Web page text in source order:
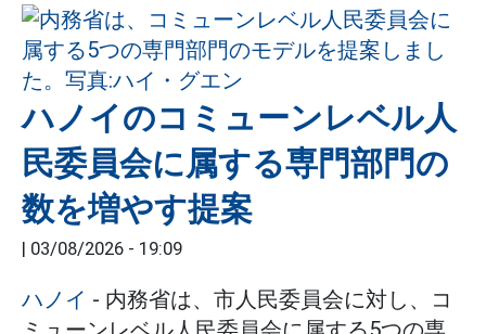
ハノイのコミューンレベル人
民委員会に属する専門部門の
数を増やす提案
| 03/08/2026 - 19:09
ハノイ - 内務省は、市人民委員会に対し、コ